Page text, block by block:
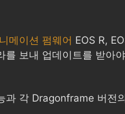
메이션 펌웨어 EOS R,
를 보내 업데이트를 받아
과 각 Dragonframe 버전